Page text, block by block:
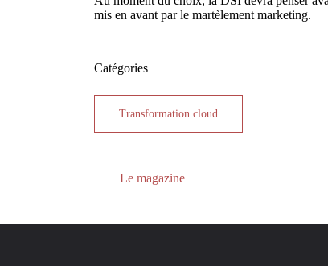
mis en avant par le martèlement marketing.
Catégories
Transformation cloud
Le magazine